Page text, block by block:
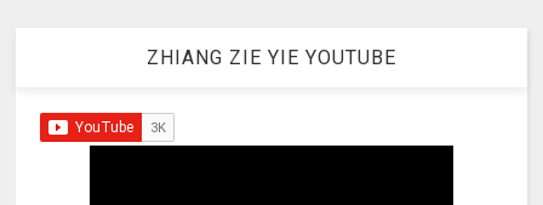
ZHIANG ZIE YIE YOUTUBE